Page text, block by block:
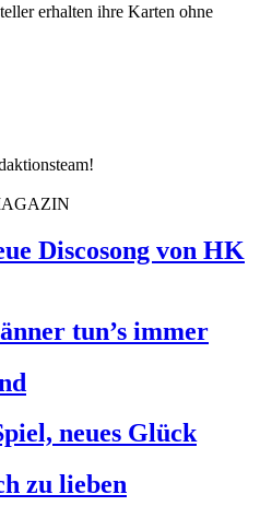
erhalten ihre Karten ohne
Discosong von HK
tun’s immer
neues Glück
zu lieben